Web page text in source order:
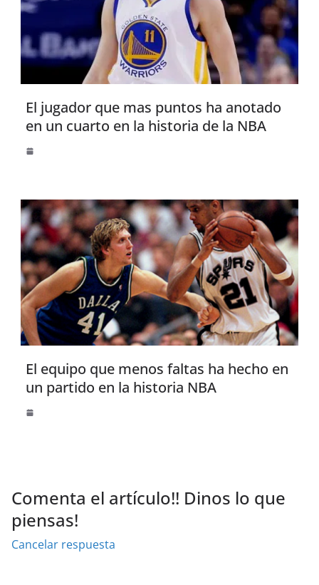
El jugador que mas puntos ha anotado
en un cuarto en la historia de la NBA
El equipo que menos faltas ha hecho en
un partido en la historia NBA
Comenta el artículo!! Dinos lo que
piensas!
Cancelar respuesta